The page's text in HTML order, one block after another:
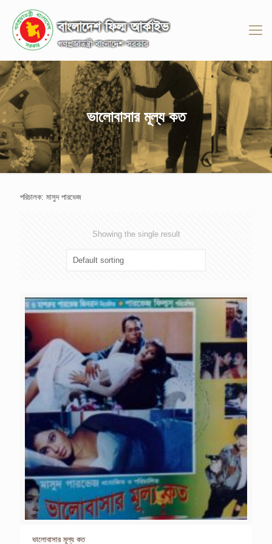
ভালোবাসার মূল্য কত
পরিচালক: মাসুদ পারভেজ
Showing the single result
ভালোবাসার মূল্য কত